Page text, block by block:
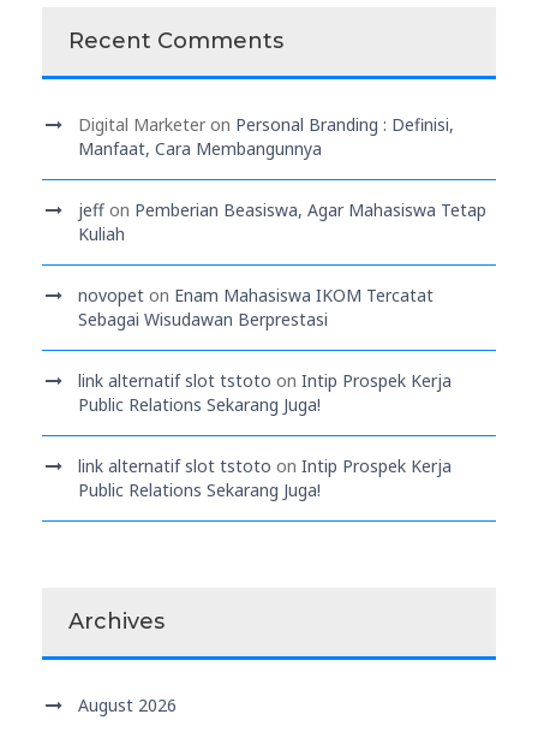
Recent Comments
Digital Marketer on Personal Branding : Definisi,
Manfaat, Cara Membangunnya
jeff on Pemberian Beasiswa, Agar Mahasiswa Tetap
Kuliah
novopet on Enam Mahasiswa IKOM Tercatat
Sebagai Wisudawan Berprestasi
link alternatif slot tstoto on Intip Prospek Kerja
Public Relations Sekarang Juga!
link alternatif slot tstoto on Intip Prospek Kerja
Public Relations Sekarang Juga!
Archives
August 2026